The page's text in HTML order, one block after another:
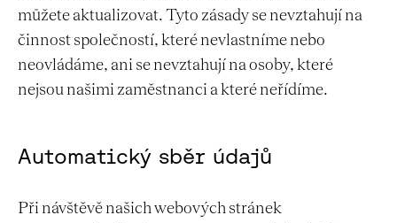
můžete aktualizovat. Tyto zásady se nevztahují na
činnost společností, které nevlastníme nebo
neovládáme, ani se nevztahují na osoby, které
nejsou našimi zaměstnanci a které neřídíme.
Automatický sběr údajů
Při návštěvě našich webových stránek